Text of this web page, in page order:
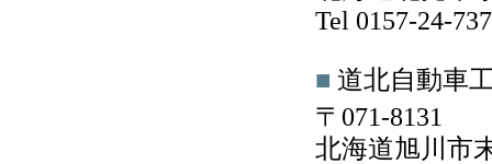
Tel 0157-24-
■ 道北自動車
〒071-8131
北海道旭川市